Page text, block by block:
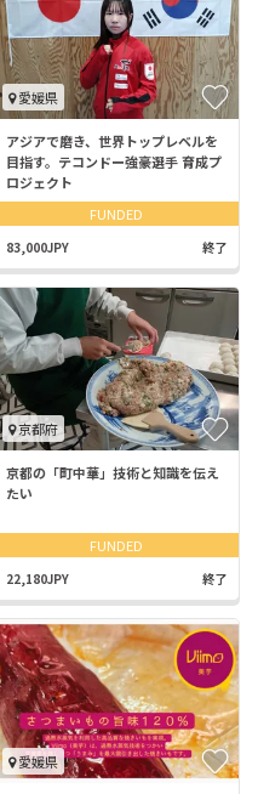
愛媛県
アジアで磨き、世界トップレベルを
目指す。テコンドー強豪選手 育成プ
ロジェクト
FUNDED
83,000JPY 終了
京都府
京都の「町中華」技術と知識を伝え
たい
FUNDED
22,180JPY 終了
愛媛県